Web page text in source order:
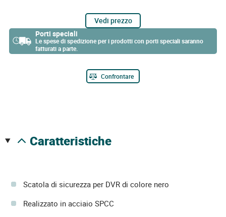
Vedi prezzo
Porti speciali
Le spese di spedizione per i prodotti con porti speciali saranno
fatturati a parte.
Confrontare
caratteristiche
Scatola di sicurezza per DVR di colore nero
Realizzato in acciaio SPCC